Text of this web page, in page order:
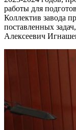
работы для
Коллектив завода
поставленных
Алексеевич